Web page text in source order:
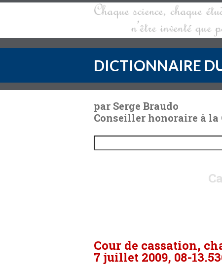
DICTIONNAIRE
par Serge Braudo
Conseiller honoraire à la
Cour de cassation,
7 juillet 2009, 08-